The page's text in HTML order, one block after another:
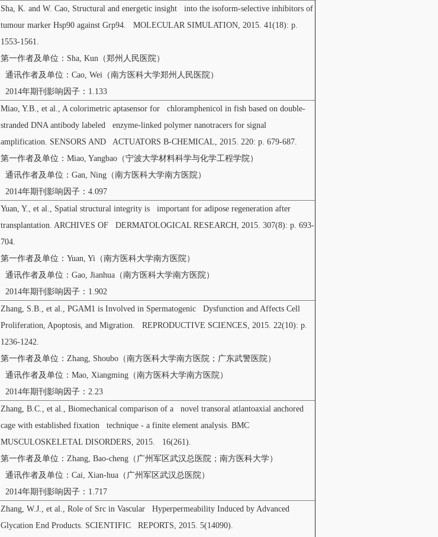
Sha, K. and W. Cao, Structural and energetic insight into the isoform-selective inhibitors of
tumour marker Hsp90 against Grp94. MOLECULAR SIMULATION, 2015. 41(18): p.
1553-1561.
第一作者及单位：Sha, Kun（郑州人民医院）
通讯作者及单位：Cao, Wei（南方医科大学郑州人民医院）
2014年期刊影响因子：1.133
Miao, Y.B., et al., A colorimetric aptasensor for chloramphenicol in fish based on double-
stranded DNA antibody labeled enzyme-linked polymer nanotracers for signal
amplification. SENSORS AND ACTUATORS B-CHEMICAL, 2015. 220: p. 679-687.
第一作者及单位：Miao, Yangbao（宁波大学材料科学与化学工程学院）
通讯作者及单位：Gan, Ning（南方医科大学南方医院）
2014年期刊影响因子：4.097
Yuan, Y., et al., Spatial structural integrity is important for adipose regeneration after
transplantation. ARCHIVES OF DERMATOLOGICAL RESEARCH, 2015. 307(8): p. 693-
704.
第一作者及单位：Yuan, Yi（南方医科大学南方医院）
通讯作者及单位：Gao, Jianhua（南方医科大学南方医院）
2014年期刊影响因子：1.902
Zhang, S.B., et al., PGAM1 is Involved in Spermatogenic Dysfunction and Affects Cell
Proliferation, Apoptosis, and Migration. REPRODUCTIVE SCIENCES, 2015. 22(10): p.
1236-1242.
第一作者及单位：Zhang, Shoubo（南方医科大学南方医院；广东武警医院）
通讯作者及单位：Mao, Xiangming（南方医科大学南方医院）
2014年期刊影响因子：2.23
Zhang, B.C., et al., Biomechanical comparison of a novel transoral atlantoaxial anchored
cage with established fixation technique - a finite element analysis. BMC
MUSCULOSKELETAL DISORDERS, 2015. 16(261).
第一作者及单位：Zhang, Bao-cheng（广州军区武汉总医院；南方医科大学）
通讯作者及单位：Cai, Xian-hua（广州军区武汉总医院）
2014年期刊影响因子：1.717
Zhang, W.J., et al., Role of Src in Vascular Hyperpermeability Induced by Advanced
Glycation End Products. SCIENTIFIC REPORTS, 2015. 5(14090).